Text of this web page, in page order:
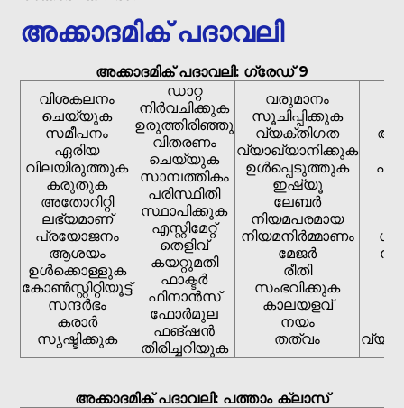
അക്കാദമിക് പദാവലി
അക്കാദമിക് പദാവലി: ഗ്രേഡ് 9
വിശകലനം
ചെയ്യുക
സമീപനം
ഏരിയ
വിലയിരുത്തുക
കരുതുക
അതോറിറ്റി
ലഭ്യമാണ്
പ്രയോജനം
ആശയം
ഉൾക്കൊള്ളുക
കോൺസ്റ്റിറ്റിയൂട്ട്
സന്ദർഭം
കരാർ
സൃഷ്ടിക്കുക
ഡാറ്റ
നിർവചിക്കുക
ഉരുത്തിരിഞ്ഞു
വിതരണം
ചെയ്യുക
സാമ്പത്തികം
പരിസ്ഥിതി
സ്ഥാപിക്കുക
എസ്റ്റിമേറ്റ്
തെളിവ്
കയറ്റുമതി
ഫാക്ടർ
ഫിനാൻസ്
ഫോർമുല
ഫങ്ഷൻ
തിരിച്ചറിയുക
വരുമാനം
സൂചിപ്പിക്കുക
വ്യക്തിഗത
വ്യാഖ്യാനിക്കുക
ഉൾപ്പെടുത്തുക
ഇഷ്യൂ
ലേബർ
നിയമപരമായ
നിയമനിർമ്മാണം
മേജർ
രീതി
സംഭവിക്കുക
കാലയളവ്
നയം
തത്വം
അക്കാദമിക് പദാവലി: പത്താം ക്ലാസ്